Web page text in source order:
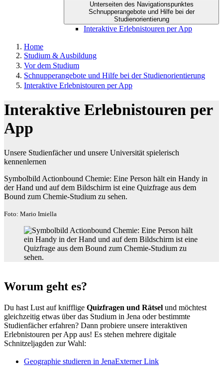
Unterseiten des Navigationspunktes
Schnupperangebote und Hilfe bei der
Studienorientierung
Interaktive Erlebnistouren per App
Home
Studium & Ausbildung
Vor dem Studium
Schnupperangebote und Hilfe bei der Studienorientierung
Interaktive Erlebnistouren per App
Interaktive Erlebnistouren per
App
Unsere Studienfächer und unsere Universität spielerisch
kennenlernen
Symbolbild Actionbound Chemie: Eine Person hält ein Handy in
der Hand und auf dem Bildschirm ist eine Quizfrage aus dem
Bound zum Chemie-Studium zu sehen.
Foto: Mario Imiella
Worum geht es?
Du hast Lust auf knifflige Quizfragen und Rätsel und möchtest
gleichzeitig etwas über das Studium in Jena oder bestimmte
Studienfächer erfahren? Dann probiere unsere interaktiven
Erlebnistouren per App aus! Es stehen mehrere digitale
Schnitzeljagden zur Wahl:
Geographie studieren in JenaExterner Link